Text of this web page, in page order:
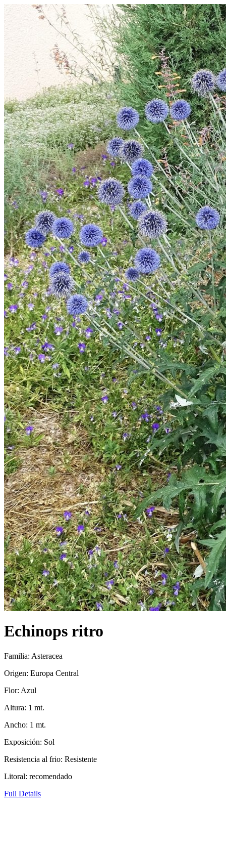
Echinops ritro
Familia: Asteracea
Origen: Europa Central
Flor: Azul
Altura: 1 mt.
Ancho: 1 mt.
Exposición: Sol
Resistencia al frio: Resistente
Litoral: recomendado
Full Details